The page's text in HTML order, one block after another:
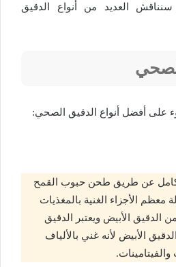
العديد من أنواع الدقيق
على أفضل أنواع الدقيق الصحي:
عن طريق طحن حبوب القمح
معظم الأجزاء الغنية بالمغذيات
الدقيق الأبيض ويعتبر الدقيق
الأبيض لأنه غني بالألياف
والفيتامينات.